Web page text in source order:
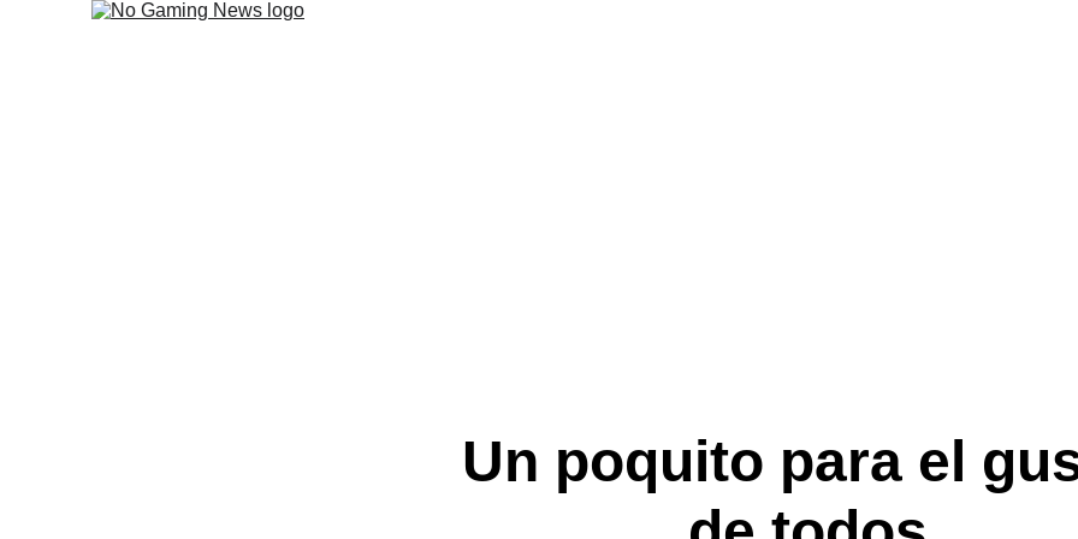
Un poquito para el